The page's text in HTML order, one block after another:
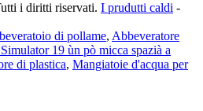
i diritti riservati. I prudutti caldi -
di pollame, Abbeveratore
19 ùn pò micca spazià a
di plastica, Mangiatoie d'acqua per